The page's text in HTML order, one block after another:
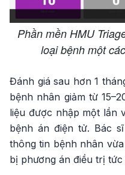
Phần mền HMU
loại bệnh một
Đánh giá sau hơn 1
bệnh nhân giảm từ
liệu được nhập một lần
bệnh án điện tử. Bác
thông tin bệnh nhân
bị phương án điều trị tức